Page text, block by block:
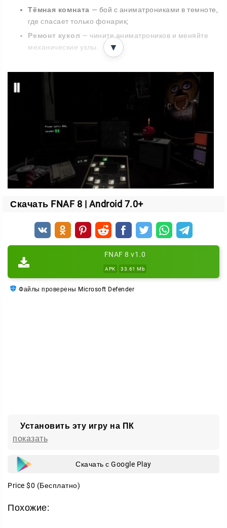
Тёмная комната — бой с аниматрониками в темноте,
где спасает только фонарик;
Ремонт кукол — чините аниматроников и меняйте
механические узлы.
Как выжить
Шансы дотянуть до утра повышает возможность
прятаться в шкафах. Замрите, переждите опасность
— и двигайтесь дальше.
Фонарик в тёмной комнате тоже на вашей стороне.
Свети туда, откуда ждёшь удара, и не упускай ни
одного движения.
▼
Скачать FNAF 8 | Android 7.0+
FNAF 8 v1.0
APK 33.61 Mb
Файлы проверены Microsoft Defender
Установить эту игру на ПК
показать
Скачать с Google Play
Price $0 (Бесплатно)
Похожие: